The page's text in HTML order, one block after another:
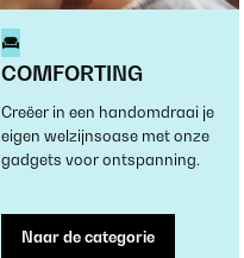
COMFORTING
Creëer in een handomdraai je
eigen welzijnsoase met onze
gadgets voor ontspanning.
Naar de categorie